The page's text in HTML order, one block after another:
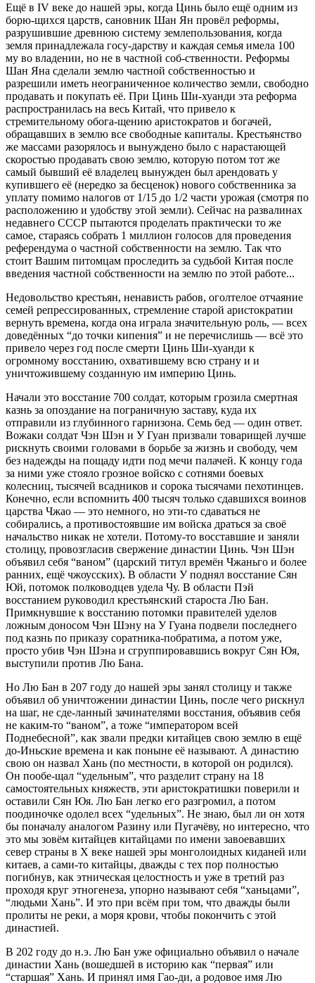
Ещё в IV веке до нашей эры, когда Цинь было ещё одним из
борю-щихся царств, сановник Шан Ян провёл реформы,
разрушившие древнюю систему землепользования, когда
земля принадлежала госу-дарству и каждая семья имела 100
му во владении, но не в частной соб-ственности. Реформы
Шан Яна сделали землю частной собственностью и
разрешили иметь неограниченное количество земли, свободно
продавать и покупать её. При Цинь Ши-хуанди эта реформа
распространилась на весь Китай, что привело к
стремительному обога-щению аристократов и богачей,
обращавших в землю все свободные капиталы. Крестьянство
же массами разорялось и вынуждено было с нарастающей
скоростью продавать свою землю, которую потом тот же
самый бывший её владелец вынужден был арендовать у
купившего её (нередко за бесценок) нового собственника за
уплату помимо налогов от 1/15 до 1/2 части урожая (смотря по
расположению и удобству этой земли). Сейчас на развалинах
недавнего СССР пытаются проделать практически то же
самое, стараясь собрать 1 миллион голосов для проведения
референдума о частной собственности на землю. Так что
стоит Вашим питомцам проследить за судьбой Китая после
введения частной собственности на землю по этой работе...
Недовольство крестьян, ненависть рабов, оголтелое отчаяние
семей репрессированных, стремление старой аристократии
вернуть времена, когда она играла значительную роль, — всех
доведённых “до точки кипения” и не перечислишь — всё это
привело через год после смерти Цинь Ши-хуанди к
огромному восстанию, охватившему всю страну и и
уничтожившему созданную им империю Цинь.
Начали это восстание 700 солдат, которым грозила смертная
казнь за опоздание на пограничную заставу, куда их
отправили из глубинного гарнизона. Семь бед — один ответ.
Вожаки солдат Чэн Шэн и У Гуан призвали товарищей лучше
рискнуть своими головами в борьбе за жизнь и свободу, чем
без надежды на пощаду идти под мечи палачей. К концу года
за ними уже стояло грозное войско с сотнями боевых
колесниц, тысячей всадников и сорока тысячами пехотинцев.
Конечно, если вспомнить 400 тысяч только сдавшихся воинов
царства Чжао — это немного, но эти-то сдаваться не
собирались, а противостоявшие им войска драться за своё
начальство никак не хотели. Потому-то восставшие и заняли
столицу, провозгласив свержение династии Цинь. Чэн Шэн
объявил себя “ваном” (царский титул времён Чжаньго и более
ранних, ещё чжоусских). В области У поднял восстание Сян
Юй, потомок полководцев удела Чу. В области Пэй
восстанием руководил крестьянский староста Лю Бан.
Примкнувшие к восстанию потомки правителей уделов
ложным доносом Чэн Шэну на У Гуана подвели последнего
под казнь по приказу соратника-побратима, а потом уже,
просто убив Чэн Шэна и сгруппировавшись вокруг Сян Юя,
выступили против Лю Бана.
Но Лю Бан в 207 году до нашей эры занял столицу и также
объявил об уничтожении династии Цинь, после чего рискнул
на шаг, не сде-ланный зачинателями восстания, объявив себя
не каким-то “ваном”, а тоже “императором всей
Поднебесной”, как звали предки китайцев свою землю в ещё
до-Иньские времена и как поныне её называют. А династию
свою он назвал Хань (по местности, в которой он родился).
Он пообе-щал “удельным”, что разделит страну на 18
самостоятельных княжеств, эти аристократишки поверили и
оставили Сян Юя. Лю Бан легко его разгромил, а потом
поодиночке одолел всех “удельных”. Не знаю, был ли он хотя
бы поначалу аналогом Разину или Пугачёву, но интересно, что
это мы зовём китайцев китайцами по имени завоевавших
север страны в Х веке нашей эры монголоидных киданей или
китаев, а сами-то китайцы, дважды с тех пор полностью
погибнув, как этническая целостность и уже в третий раз
проходя круг этногенеза, упорно называют себя “ханьцами”,
“людьми Хань”. И это при всём при том, что дважды были
пролиты не реки, а моря крови, чтобы покончить с этой
династией.
В 202 году до н.э. Лю Бан уже официально объявил о начале
династии Хань (вошедшей в историю как “первая” или
“старшая” Хань. И принял имя Гао-ди, а родовое имя Лю